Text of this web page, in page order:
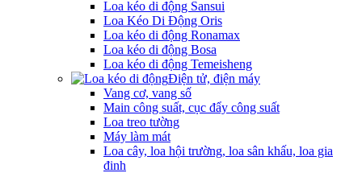
Loa kéo di động Sansui
Loa Kéo Di Động Oris
Loa kéo di động Ronamax
Loa kéo di động Bosa
Loa kéo di động Temeisheng
Điện tử, điện máy
Vang cơ, vang số
Main công suất, cục đẩy công suất
Loa treo tường
Máy làm mát
Loa cây, loa hội trường, loa sân khấu, loa gia
đinh